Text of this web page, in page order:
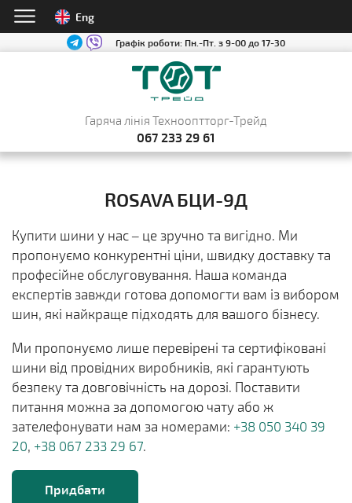
Eng
Графік роботи: Пн.-Пт. з 9-00 до 17-30
Гаряча лінія Технооптторг-Трейд
067 233 29 61
ROSAVA БЦИ-9Д
Купити шини у нас – це зручно та вигідно. Ми
пропонуємо конкурентні ціни, швидку доставку та
професійне обслуговування. Наша команда
експертів завжди готова допомогти вам із вибором
шин, які найкраще підходять для вашого бізнесу.
Ми пропонуємо лише перевірені та сертифіковані
шини від провідних виробників, які гарантують
безпеку та довговічність на дорозі. Поставити
питання можна за допомогою чату або ж
зателефонувати нам за номерами: +38 050 340 39
20, +38 067 233 29 67.
Придбати